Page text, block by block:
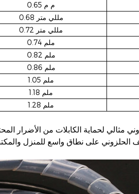
0.65 م م
0.68 مللي متر
0.72 مللي متر
0.74 ملم
0.82 ملم
0.86 ملم
1.05 ملم
1.18 ملم
1.28 ملم
الحلزوني على نطاق واسع للمنزل